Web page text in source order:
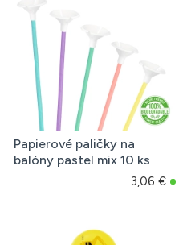
Papierové paličky na
balóny pastel mix 10 ks
3,06 €